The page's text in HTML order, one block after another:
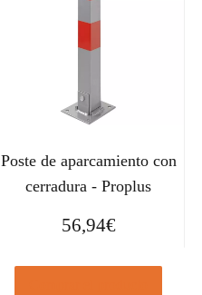
Poste de aparcamiento con
cerradura - Proplus
56,94€